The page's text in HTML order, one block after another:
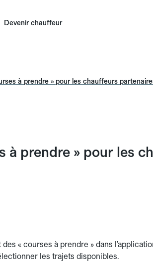
Devenir chauffeur
à prendre » pour les chauffeurs
à prendre » pour les
« courses à prendre » dans
les trajets disponibles.